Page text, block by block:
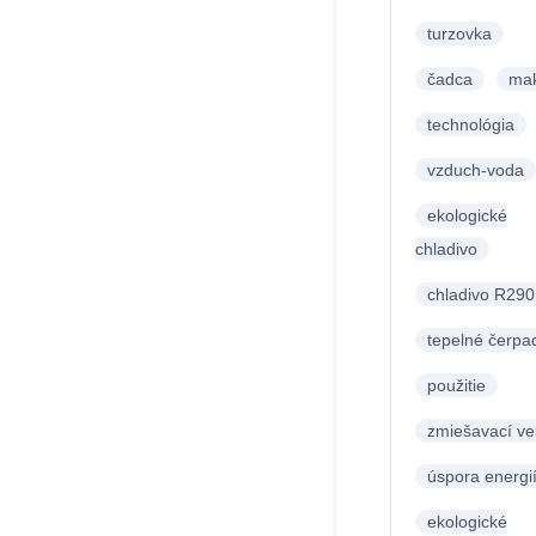
turzovka
čadca
technológia
vzduch-voda
ekologické
chladivo
chladivo R290
tepelné
použitie
zmiešavací
úspora energií
ekologické